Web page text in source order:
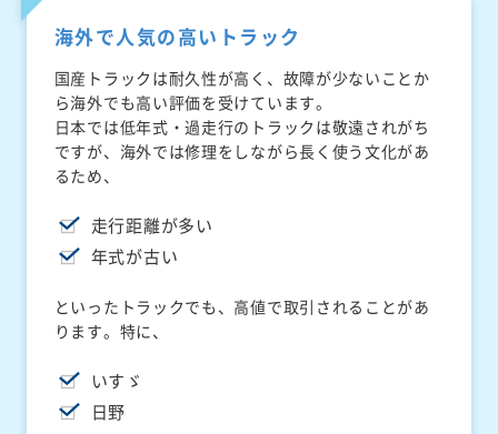
海外で人気の高いトラック
国産トラックは耐久性が高く、故障が少ないことか
ら海外でも高い評価を受けています。
日本では低年式・過走行のトラックは敬遠されがち
ですが、海外では修理をしながら長く使う文化があ
るため、
走行距離が多い
年式が古い
といったトラックでも、高値で取引されることがあ
ります。特に、
いすゞ
日野